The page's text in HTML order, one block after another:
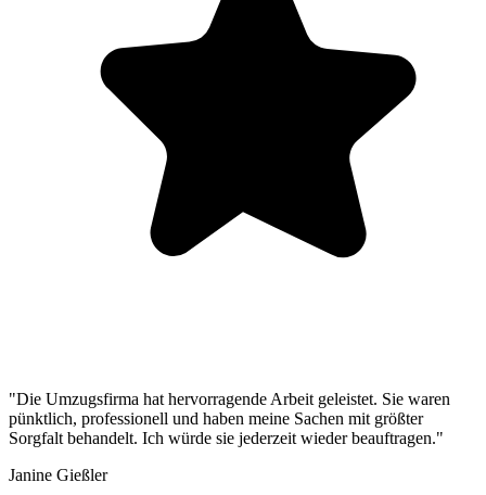
"Die Umzugsfirma hat hervorragende Arbeit geleistet. Sie waren
pünktlich, professionell und haben meine Sachen mit größter
Sorgfalt behandelt. Ich würde sie jederzeit wieder beauftragen."
Janine Gießler